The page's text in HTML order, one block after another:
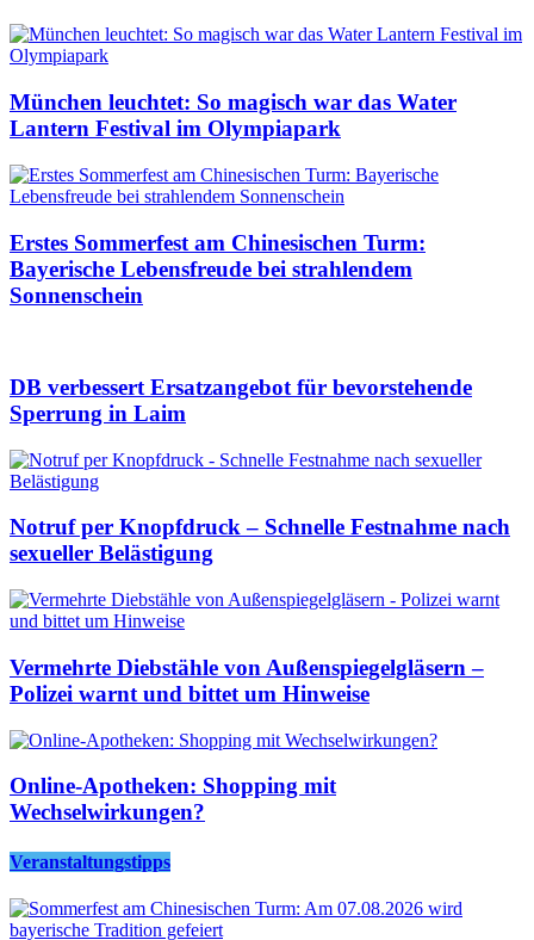
München leuchtet: So magisch war das Water
Lantern Festival im Olympiapark
Erstes Sommerfest am Chinesischen Turm:
Bayerische Lebensfreude bei strahlendem
Sonnenschein
DB verbessert Ersatzangebot für bevorstehende
Sperrung in Laim
Notruf per Knopfdruck – Schnelle Festnahme nach
sexueller Belästigung
Vermehrte Diebstähle von Außenspiegelgläsern –
Polizei warnt und bittet um Hinweise
Online-Apotheken: Shopping mit
Wechselwirkungen?
Veranstaltungstipps